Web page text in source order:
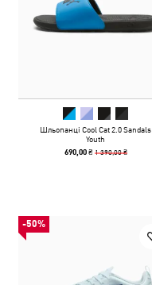
Шльопанці Cool Cat 2.0 Sandals
Youth
690,00 ₴ 1 390,00 ₴
-50%